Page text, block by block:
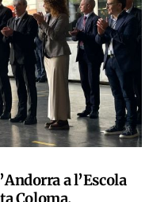
a l’Escola